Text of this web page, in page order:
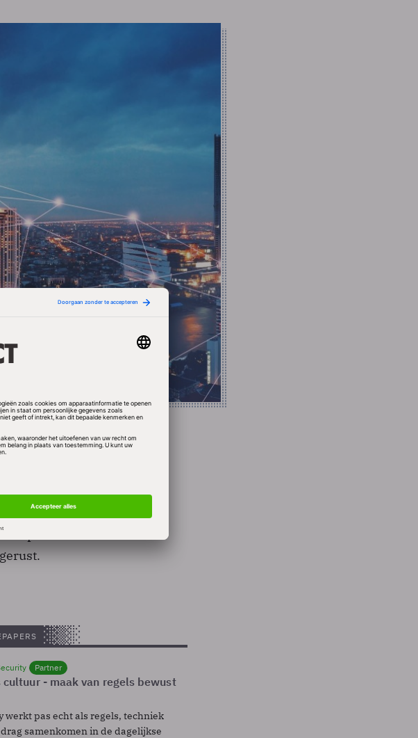
uit de doeken
door z’n focus op
zien een nog steeds
op de Microsoft
Partner
cultuur - maak van regels bewust
werkt pas echt als regels, techniek
samenkomen in de dagelijkse